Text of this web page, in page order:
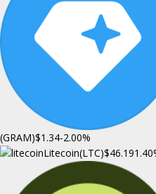
(GRAM)$1.34-2.00%
Litecoin(LTC)$46.19